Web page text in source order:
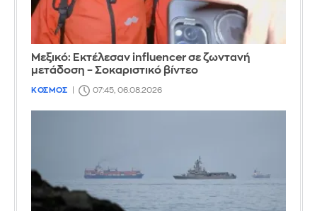
Μεξικό: Εκτέλεσαν influencer σε ζωντανή
μετάδοση – Σοκαριστικό βίντεο
ΚΟΣΜΟΣ 07:45, 06.08.2026